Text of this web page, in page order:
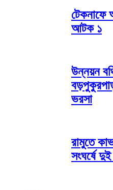
টেকনাফে
আটক ১
উন্নয়ন
ভরসা
রামুতে
সংঘর্ষে